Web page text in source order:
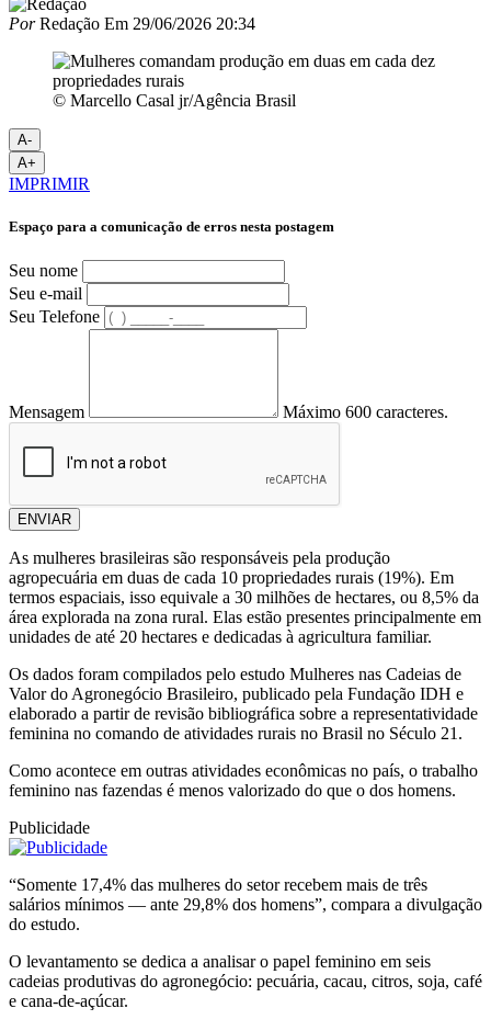
PorRedação Em 29/06/2026 20:34
© Marcello Casal jr/Agência Brasil
A-
A+
IMPRIMIR
Espaço para a comunicação de erros nesta postagem
Seu nome
Seu e-mail
Seu Telefone
Mensagem Máximo 600 caracteres.
ENVIAR
As mulheres brasileiras são responsáveis pela produção
agropecuária em duas de cada 10 propriedades rurais (19%). Em
termos espaciais, isso equivale a 30 milhões de hectares, ou 8,5% da
área explorada na zona rural. Elas estão presentes principalmente em
unidades de até 20 hectares e dedicadas à agricultura familiar.
Os dados foram compilados pelo estudo Mulheres nas Cadeias de
Valor do Agronegócio Brasileiro, publicado pela Fundação IDH e
elaborado a partir de revisão bibliográfica sobre a representatividade
feminina no comando de atividades rurais no Brasil no Século 21.
Como acontece em outras atividades econômicas no país, o trabalho
feminino nas fazendas é menos valorizado do que o dos homens.
Publicidade
“Somente 17,4% das mulheres do setor recebem mais de três
salários mínimos — ante 29,8% dos homens”, compara a divulgação
do estudo.
O levantamento se dedica a analisar o papel feminino em seis
cadeias produtivas do agronegócio: pecuária, cacau, citros, soja, café
e cana-de-açúcar.